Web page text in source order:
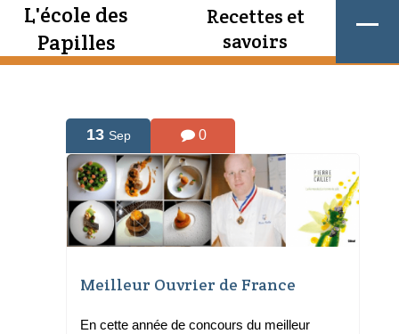
L'école des
Papilles
Recettes et
savoirs
13 Sep 0
Meilleur Ouvrier de France
En cette année de concours du meilleur